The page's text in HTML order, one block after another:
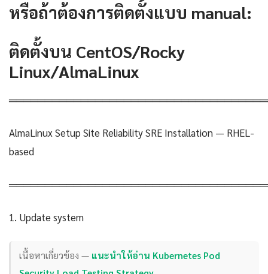
หรือถ้าต้องการติดตั้งแบบ manual:
ติดตั้งบน CentOS/Rocky
Linux/AlmaLinux
AlmaLinux Setup Site Reliability SRE Installation — RHEL-
based
1. Update system
เนื้อหาเกี่ยวข้อง — แนะนำให้อ่าน Kubernetes Pod